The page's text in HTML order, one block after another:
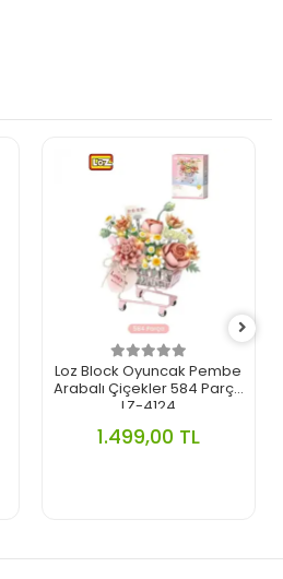
Loz Block Oyuncak Pembe
Arabalı Çiçekler 584 Parça
LZ-4124
1.499,00 TL